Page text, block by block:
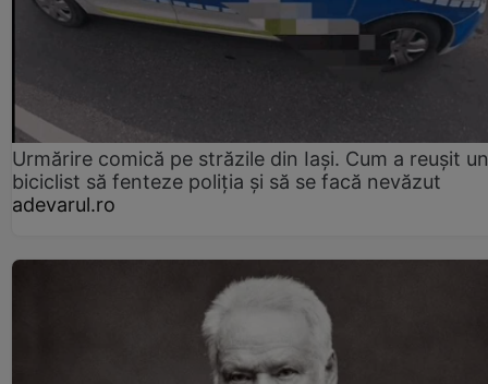
Urmărire comică pe străzile din Iași. Cum a reușit un
biciclist să fenteze poliția și să se facă nevăzut
adevarul.ro